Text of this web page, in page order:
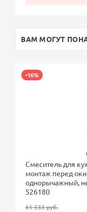
ВАМ МОГУТ
-16%
Смеситель для
монтаж перед
однорычажный,
526180
61 533 руб.